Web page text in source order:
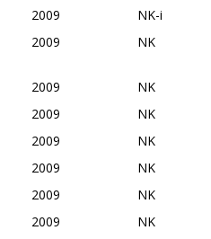
2009
NK-i
2009
NK
2009 NK
2009
NK
2009
NK
2009
NK
2009
NK
2009
NK